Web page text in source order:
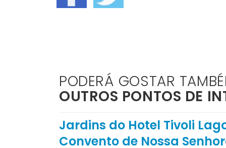
PODERÁ GOSTAR
OUTROS PONTOS DE
Jardins do Hotel Tivoli
Convento de Nossa